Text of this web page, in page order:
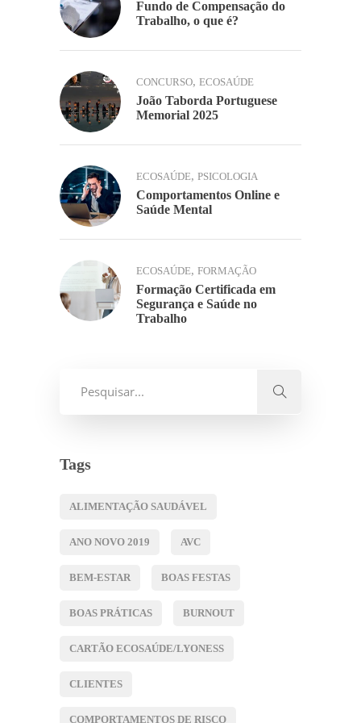
Fundo de Compensação do
Trabalho, o que é?
CONCURSO, ECOSAÚDE
João Taborda Portuguese
Memorial 2025
ECOSAÚDE, PSICOLOGIA
Comportamentos Online e
Saúde Mental
ECOSAÚDE, FORMAÇÃO
Formação Certificada em
Segurança e Saúde no
Trabalho
Tags
ALIMENTAÇÃO SAUDÁVEL
ANO NOVO 2019 AVC
BEM-ESTAR BOAS FESTAS
BOAS PRÁTICAS BURNOUT
CARTÃO ECOSAÚDE/LYONESS
CLIENTES
COMPORTAMENTOS DE RISCO